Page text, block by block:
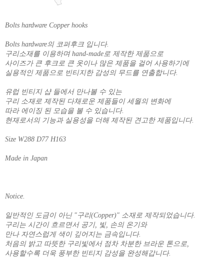
Bolts hardware Copper hooks
Bolts hardware의 코퍼후크 입니다.
구리소재를 이용하며 hand-made로 제작한 제품으로
사이즈가 큰 후크로 큰 옷이나 많은 제품을 걸어 사용하기에
실용적인 제품으로 빈티지한 감성의 무드를 연출합니다.
유럽 빈티지 샵 들에서 만나볼 수 있는
구리 소재로 제작된 다채로운 제품들이 세월의 변화에
따라 에이징 된 모습을 볼 수 있습니다.
현재로서의 기능과 실용성을 더해 제작된 견고한 제품입니다.
Size W288 D77 H163
Made in Japan
Notice.
일반적인 도금이 아닌 "구리(Copper)" 소재로 제작되었습니다.
구리는 시간이 흐르면서 공기, 빛, 손의 온기와
만나 자연스럽게 색이 깊어지는 금속입니다.
처음의 밝고 따뜻한 구리빛에서 점차 차분한 브라운 톤으로,
사용할수록 더욱 풍부한 빈티지 감성을 완성해갑니다.